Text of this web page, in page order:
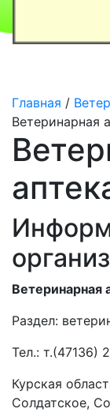
Главная /
Ветеринарная
Ветеринарная
Раздел:
Тел.: т.(47136)
Курская
Солдатское,